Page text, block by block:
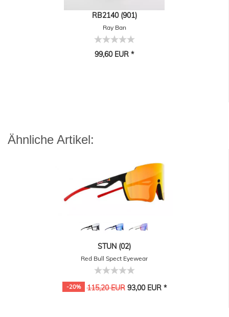
RB2140 (901)
Ray Ban
99,60 EUR *
Ähnliche Artikel:
STUN (02)
Red Bull Spect Eyewear
-20% 115,20 EUR93,00 EUR *